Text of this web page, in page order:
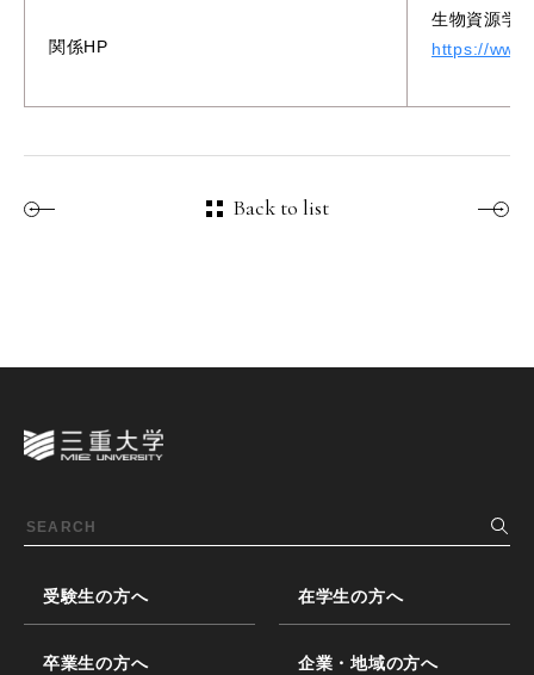
関係HP
生物資源学
https://
Back to list
受験生の方へ 在学生の方へ
卒業生の方へ 企業・地域の方へ